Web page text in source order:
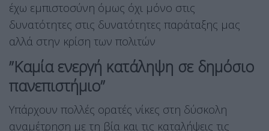
έχω εμπιστοσύνη όμως όχι μόνο στις
δυνατότητες στις δυνατότητες παράταξης μας
αλλά στην κρίση των πολιτών
”Καμία ενεργή κατάληψη σε δημόσιο
πανεπιστήμιο”
Υπάρχουν πολλές ορατές νίκες στη δύσκολη
αναμέτρηση με τη βία και τις καταλήψεις τις